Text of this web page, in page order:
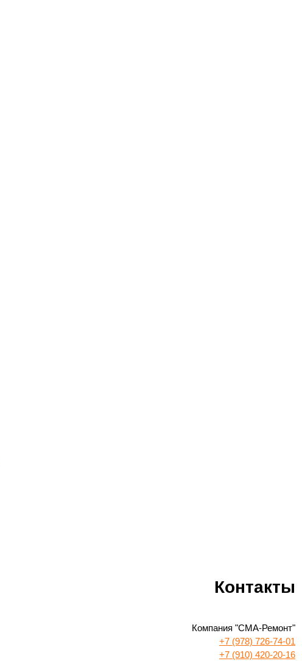
Контакты
Компания "СМА-Ремонт"
+7 (978) 726-74-01
+7 (910) 420-20-16